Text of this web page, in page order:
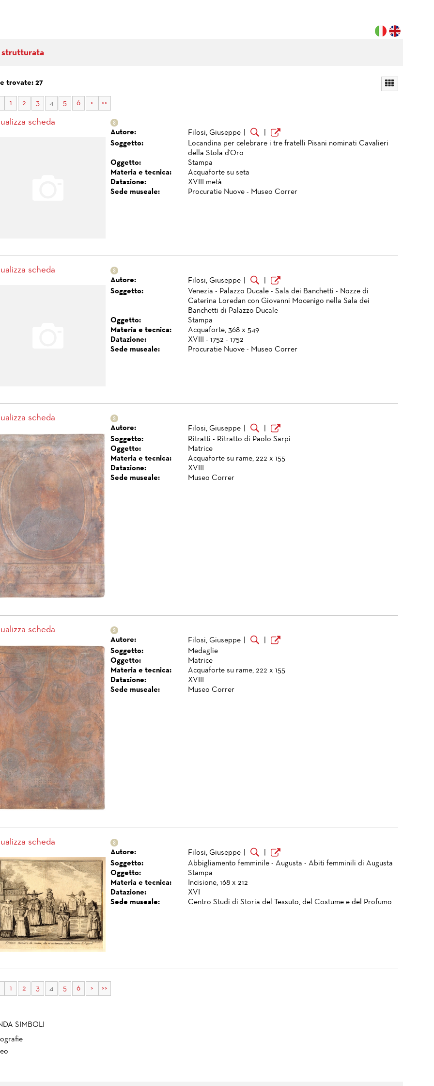
strutturata
trovate: 27
1 2 3 4 5 6 > >>
scheda
Autore: Filosi, Giuseppe
Soggetto:
Locandina per celebrare i tre fratelli Pisani nominati Cavalieri
della Stola d'Oro
Oggetto:
Stampa
Materia e tecnica:
Acquaforte su seta
Datazione:
XVIII metà
Sede museale:
Procuratie Nuove - Museo Correr
scheda
Autore: Filosi, Giuseppe
Soggetto:
Venezia - Palazzo Ducale - Sala dei Banchetti - Nozze di
Caterina Loredan con Giovanni Mocenigo nella Sala dei
Banchetti di Palazzo Ducale
Oggetto:
Stampa
Materia e tecnica:
Acquaforte, 368 x 549
Datazione:
XVIII - 1752 - 1752
Sede museale:
Procuratie Nuove - Museo Correr
scheda
Autore: Filosi, Giuseppe
Soggetto:
Ritratti - Ritratto di Paolo Sarpi
Oggetto:
Matrice
Materia e tecnica:
Acquaforte su rame, 222 x 155
Datazione:
XVIII
Sede museale:
Museo Correr
scheda
Autore: Filosi, Giuseppe
Soggetto:
Medaglie
Oggetto:
Matrice
Materia e tecnica:
Acquaforte su rame, 222 x 155
Datazione:
XVIII
Sede museale:
Museo Correr
scheda
Autore: Filosi, Giuseppe
Soggetto:
Abbigliamento femminile - Augusta - Abiti femminili di Augusta
Oggetto:
Stampa
Materia e tecnica:
Incisione, 168 x 212
Datazione:
XVI
Sede museale:
Centro Studi di Storia del Tessuto, del Costume e del Profumo
1 2 3 4 5 6 > >>
SIMBOLI